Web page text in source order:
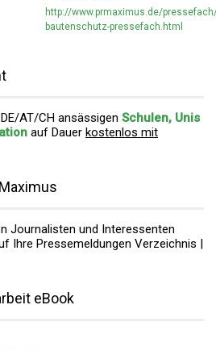
http://www.prmaximus.de/
bautenschutz-pressefach.html
AT/CH ansässigen Schulen, Unis
auf Dauer kostenlos mit
Journalisten und Interessenten
Ihre Pressemeldungen Verzeichnis |
eBook